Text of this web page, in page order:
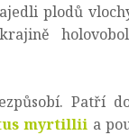
plodů
Patří
myrtillii a